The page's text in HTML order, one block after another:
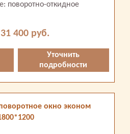
поворотно-откидное
400 руб.
Уточнить
подробности
окно эконом